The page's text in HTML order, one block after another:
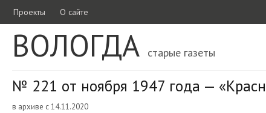
Проекты О сайте
ВОЛОГДА старые газеты
№ 221 от ноября 1947 года —
в архиве с 14.11.2020